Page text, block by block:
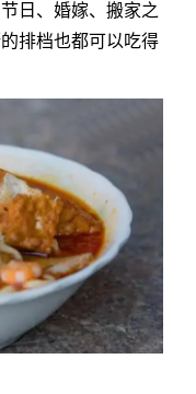
日、婚嫁、搬家之
排档也都可以吃得